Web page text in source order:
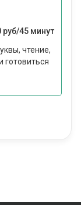
руб/45 минут
чтение,
готовиться